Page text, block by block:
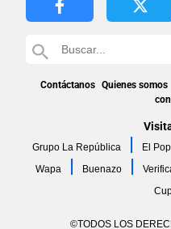
Contáctanos Quienes somos
Grupo La República El
Wapa
Buenazo
©TODOS LOS